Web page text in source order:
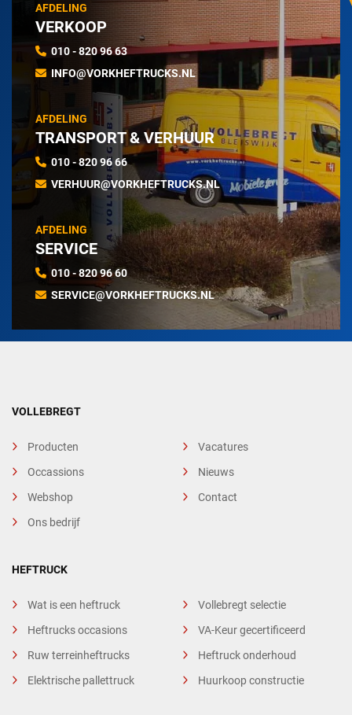
AFDELING
VERKOOP
010 - 820 96 63
INFO@VORKHEFTRUCKS.NL
AFDELING
TRANSPORT & VERHUUR
010 - 820 96 66
VERHUUR@VORKHEFTRUCKS.NL
AFDELING
SERVICE
010 - 820 96 60
SERVICE@VORKHEFTRUCKS.NL
VOLLEBREGT
Producten
Occassions
Webshop
Ons bedrijf
Vacatures
Nieuws
Contact
HEFTRUCK
Wat is een heftruck
Heftrucks occasions
Ruw terreinheftrucks
Elektrische pallettruck
Vollebregt selectie
VA-Keur gecertificeerd
Heftruck onderhoud
Huurkoop constructie